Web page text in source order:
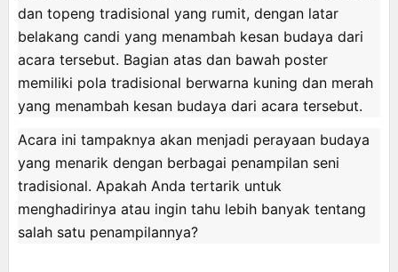
dan topeng tradisional yang rumit, dengan latar
belakang candi yang menambah kesan budaya dari
acara tersebut. Bagian atas dan bawah poster
memiliki pola tradisional berwarna kuning dan merah
yang menambah kesan budaya dari acara tersebut.
Acara ini tampaknya akan menjadi perayaan budaya
yang menarik dengan berbagai penampilan seni
tradisional. Apakah Anda tertarik untuk
menghadirinya atau ingin tahu lebih banyak tentang
salah satu penampilannya?